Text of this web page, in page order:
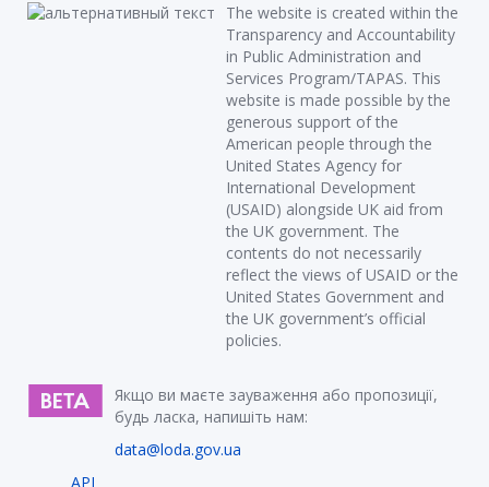
The website is created within the
Transparency and Accountability
in Public Administration and
Services Program/TAPAS. This
website is made possible by the
generous support of the
American people through the
United States Agency for
International Development
(USAID) alongside UK aid from
the UK government. The
contents do not necessarily
reflect the views of USAID or the
United States Government and
the UK government’s official
policies.
Якщо ви маєте зауваження або пропозиції,
будь ласка, напишіть нам:
data@loda.gov.ua
API